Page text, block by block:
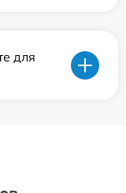
для